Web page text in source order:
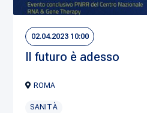
02.04.2023 10:00
Il futuro è adesso
ROMA
SANITÀ